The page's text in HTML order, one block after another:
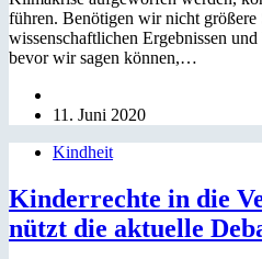
führen. Benötigen wir nicht größere
wissenschaftlichen Ergebnissen
bevor wir sagen können,…
11. Juni 2020
Kindheit
Kinderrechte in die
nützt die aktuelle